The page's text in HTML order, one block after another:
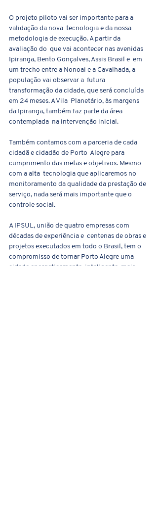
O projeto piloto vai ser importante para a
validação da nova  tecnologia e da nossa
metodologia de execução. A partir da
avaliação do  que vai acontecer nas avenidas
Ipiranga, Bento Gonçalves, Assis Brasil e  em
um trecho entre a Nonoai e a Cavalhada, a
população vai observar a  futura
transformação da cidade, que será concluída
em 24 meses. A Vila  Planetário, às margens
da Ipiranga, também faz parte da área
contemplada  na intervenção inicial.
Também contamos com a parceria de cada
cidadã e cidadão de Porto  Alegre para
cumprimento das metas e objetivos. Mesmo
com a alta  tecnologia que aplicaremos no
monitoramento da qualidade da prestação de
serviço, nada será mais importante que o
controle social.
A IPSUL, união de quatro empresas com
décadas de experiência e  centenas de obras e
projetos executados em todo o Brasil, tem o
compromisso de tornar Porto Alegre uma
cidade energeticamente  inteligente, mais